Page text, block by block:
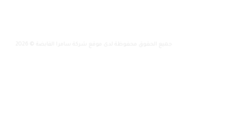
جميع الحقوق محفوظة لدى موقع شركة سامرا القابضة © 2026